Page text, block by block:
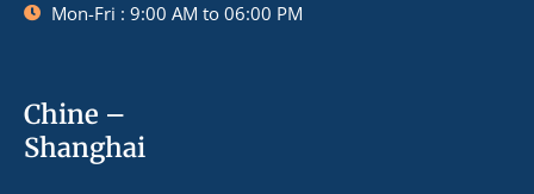
Mon-Fri : 9:00 AM to 06:00 PM
Chine –
Shanghai